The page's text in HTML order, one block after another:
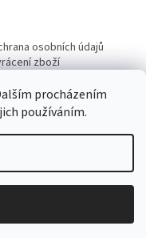
procházením
používáním.
osobních údajů
zboží
vyhrazena.Upravit